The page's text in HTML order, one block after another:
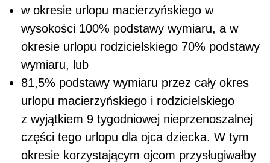
w okresie urlopu macierzyńskiego w
wysokości 100% podstawy wymiaru, a w
okresie urlopu rodzicielskiego 70% podstawy
wymiaru, lub
81,5% podstawy wymiaru przez cały okres
urlopu macierzyńskiego i rodzicielskiego
z wyjątkiem 9 tygodniowej nieprzenoszalnej
części tego urlopu dla ojca dziecka. W tym
okresie korzystającym ojcom przysługiwałby